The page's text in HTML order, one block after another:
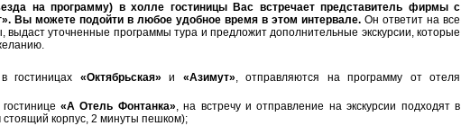
на программу) в холле гостиницы Вас встречает представитель фирмы с
Вы можете подойти в любое удобное время в этом интервале. Он ответит на все
уточненные программы тура и предложит дополнительные экскурсии, которые
гостиницах «Октябрьская» и «Азимут», отправляются на программу от отеля
«А Отель Фонтанка», на встречу и отправление на экскурсии подходят в
стоящий корпус, 2 минуты пешком);